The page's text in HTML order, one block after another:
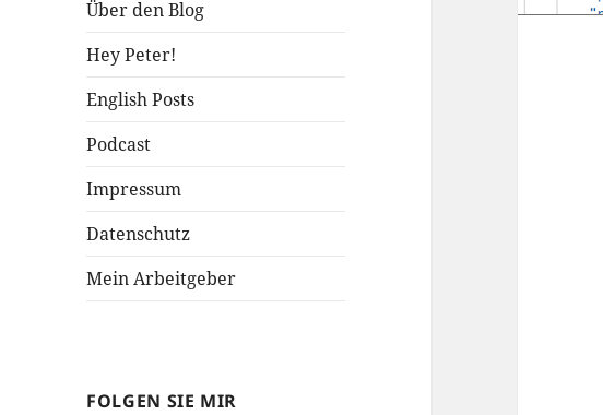
Über den Blog
Hey Peter!
English Posts
Podcast
Impressum
Datenschutz
Mein Arbeitgeber
FOLGEN SIE MIR